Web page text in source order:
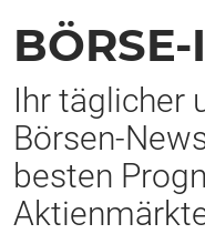
Ihr täglicher
Börsen-
besten